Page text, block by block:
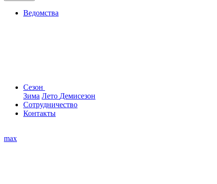
Ведомства
Сезон
Зима Лето Демисезон
Сотрудничество
Контакты
max